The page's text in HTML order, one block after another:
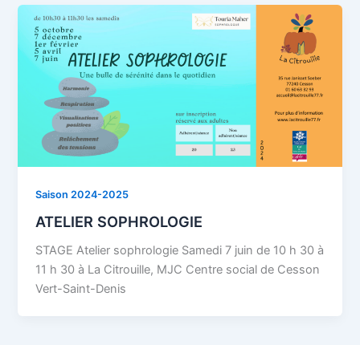
Saison 2024-2025
ATELIER SOPHROLOGIE
STAGE Atelier sophrologie Samedi 7 juin de 10 h 30 à
11 h 30 à La Citrouille, MJC Centre social de Cesson
Vert-Saint-Denis